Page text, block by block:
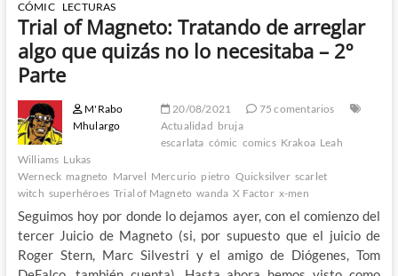
CÓMIC LECTURAS
Trial of Magneto: Tratando de arreglar
algo que quizás no lo necesitaba – 2º
Parte
M'Rabo
Mhulargo
20/08/2021
75 comentarios
Actualidad bruja
escarlata cómic comics Krakoa Leah
Williams Lukas
Werneck magneto Marvel Mercurio pietro Quicksilver scarlet
witch superhéroes Trial of Magneto wanda X Factor x-men
Seguimos hoy por donde lo dejamos ayer, con el comienzo del
tercer Juicio de Magneto (si, por supuesto que el juicio de
Roger Stern, Marc Silvestri y el amigo de Diógenes, Tom